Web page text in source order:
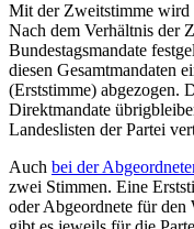
Mit der Zweitstimme wird
Nach dem Verhältnis der
Bundestagsmandate
diesen Gesamtmandaten
(Erststimme) abgezogen.
Direktmandate
Landeslisten der Partei
Auch bei der
zwei Stimmen. Eine
oder Abgeordnete für